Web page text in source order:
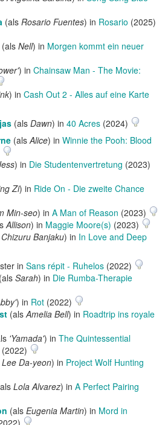
(als Rosario Fuentes) in Rosario (2025)
(als Nell) in Morgen kommt ein neuer
) in Chainsaw Man - The Movie:
) in Cash Out 2 - Alles auf eine Karte
(als Dawn) in 40 Acres (2024)
(als Alice) in Winnie the Pooh: Blood
) in Die Studentenvertretung (2023)
Zi) in Ride On - Die zweite Chance
Min-seo) in A Man of Reason (2023)
Allison) in Maggie Moore(s) (2023)
Chizuru Banjaku) in In Love and Deep
in Sans répit - Ruhelos (2022)
(als Sarah) in Die Rumba-Therapie
) in Rot (2022)
(als Amelia Bell) in Roadtrip ins royale
'Yamada') in The Quintessential
(2022)
Lee Da-yeon) in Project Wolf Hunting
Lola Alvarez) in A Perfect Pairing
(als Eugenia Martin) in Mord in